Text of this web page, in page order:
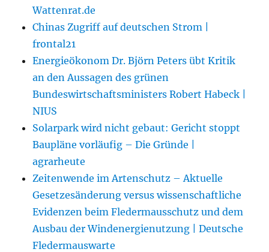
Wattenrat.de
Chinas Zugriff auf deutschen Strom |
frontal21
Energieökonom Dr. Björn Peters übt Kritik
an den Aussagen des grünen
Bundeswirtschaftsministers Robert Habeck |
NIUS
Solarpark wird nicht gebaut: Gericht stoppt
Baupläne vorläufig – Die Gründe |
agrarheute
Zeitenwende im Artenschutz – Aktuelle
Gesetzesänderung versus wissenschaftliche
Evidenzen beim Fledermausschutz und dem
Ausbau der Windenergienutzung | Deutsche
Fledermauswarte